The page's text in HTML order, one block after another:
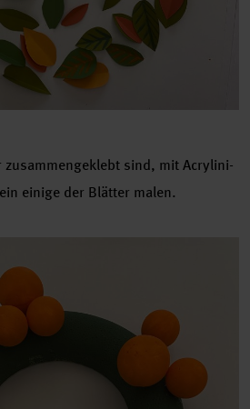
sind, mit Acrylini-
einige der Blätter malen.